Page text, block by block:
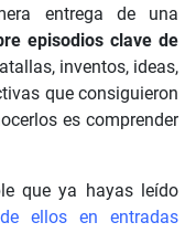
entrega
de una
episodios clave de
inventos, ideas,
que consiguieron
es comprender
que ya hayas leído
ellos en entradas